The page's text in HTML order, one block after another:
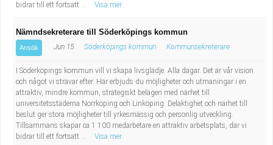
bidrar till ett fortsatt ...
Visa mer
Nämndsekreterare till Söderköpings kommun
Ansök Jun 15 Söderköpings kommun Kommunsekreterare
I Söderköpings kommun vill vi skapa livsglädje. Alla dagar. Det är vår vision
och något vi strävar efter. Här erbjuds du möjligheter och utmaningar i en
attraktiv, mindre kommun, strategiskt belägen med närhet till
universitetsstäderna Norrköping och Linköping. Delaktighet och närhet till
beslut ger stora möjligheter till yrkesmässig och personlig utveckling.
Tillsammans skapar ca 1 100 medarbetare en attraktiv arbetsplats, där vi
bidrar till ett fortsatt ...
Visa mer